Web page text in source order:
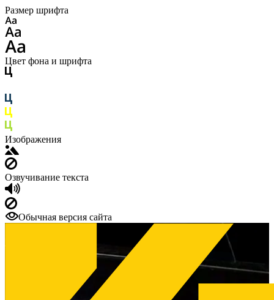
Размер шрифта
Цвет фона и шрифта
Изображения
Озвучивание текста
Обычная версия сайта